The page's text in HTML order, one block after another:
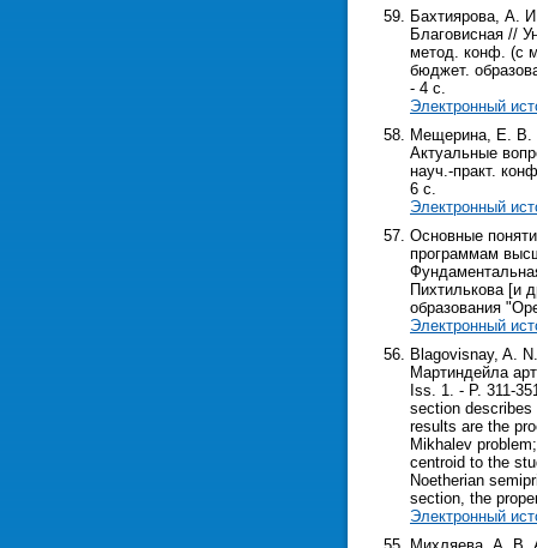
Бахтиярова, А.
Благовисная //
метод. конф. (с
бюджет.
- 4 с.
Электронный
Мещерина, Е. В.
Актуальные
науч.-практ.
6 с.
Электронный
Основные
программам
Пихтилькова [и
образования
Электронный
Blagovisnay, A.
Мартиндейла
Iss. 1. - P. 311-
section
results are the
Mikhalev
centroid to the
Noetherian
section, the
Электронный